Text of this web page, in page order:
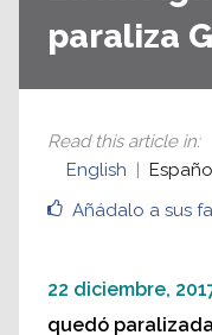
paraliza
Añádalo a sus
Read this article in:
English
22 diciembre,
quedó